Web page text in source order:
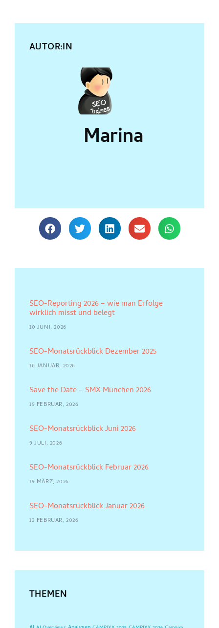
AUTOR:IN
Marina
SEO-Reporting 2026 – wie man Erfolge
wirklich misst und belegt
10 JUNI, 2026
SEO-Monatsrückblick Dezember 2025
16 JANUAR, 2026
Save the Date – SMX München 2026
19 FEBRUAR, 2026
SEO-Monatsrückblick Juni 2026
9 JULI, 2026
SEO-Monatsrückblick Februar 2026
19 MÄRZ, 2026
SEO-Monatsrückblick Januar 2026
13 FEBRUAR, 2026
THEMEN